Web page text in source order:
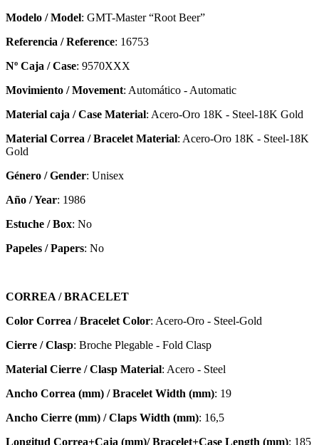
Modelo / Model: GMT-Master “Root Beer”
Referencia / Reference: 16753
Nº Caja / Case: 9570XXX
Movimiento / Movement: Automático - Automatic
Material caja / Case Material: Acero-Oro 18K - Steel-18K Gold
Material Correa / Bracelet Material: Acero-Oro 18K - Steel-18K
Gold
Género / Gender: Unisex
Año / Year: 1986
Estuche / Box: No
Papeles / Papers: No
CORREA / BRACELET
Color Correa / Bracelet Color: Acero-Oro - Steel-Gold
Cierre / Clasp: Broche Plegable - Fold Clasp
Material Cierre / Clasp Material: Acero - Steel
Ancho Correa (mm) / Bracelet Width (mm): 19
Ancho Cierre (mm) / Claps Width (mm): 16,5
Longitud Correa+Caja (mm)/ Bracelet+Case Length (mm): 185